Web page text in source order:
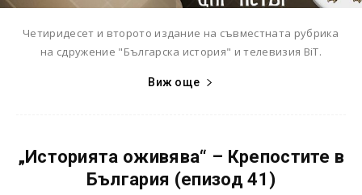
Четиридесет и второто издание на съвместната рубрика
на сдружение "Българска история" и телевизия BiT.
Виж още
„Историята оживява“ – Крепостите в
България (епизод 41)